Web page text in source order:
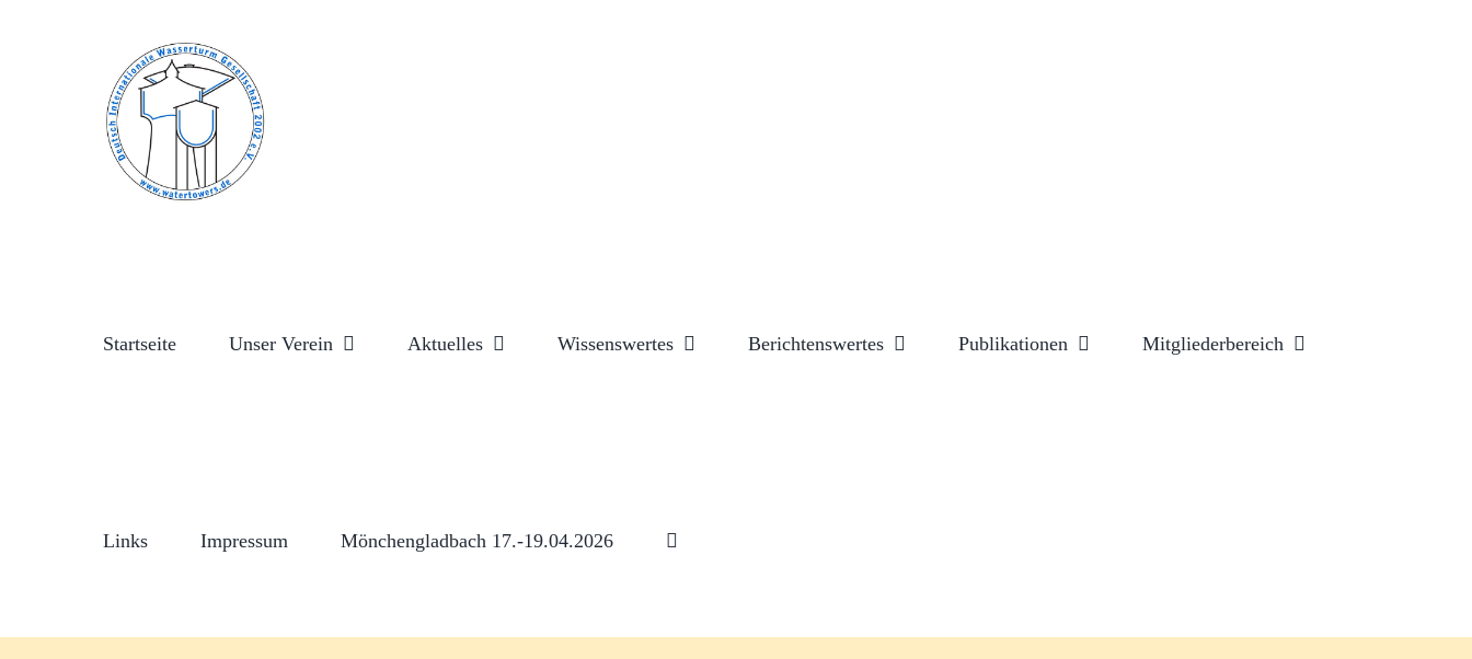
Startseite Unser Verein Aktuelles Wissenswertes Berichtenswertes Publikationen Mitgliederbereich
Links Impressum Mönchengladbach 17.-19.04.2026